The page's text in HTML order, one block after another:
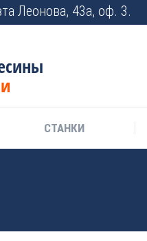
Леонова, 43а, оф. 3.
СТАНКИ